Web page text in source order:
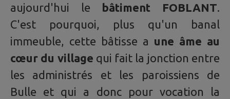
aujourd'hui le bâtiment FOBLANT.
C'est pourquoi, plus qu'un banal
immeuble, cette bâtisse a une âme au
cœur du village qui fait la jonction entre
les administrés et les paroissiens de
Bulle et qui a donc pour vocation la